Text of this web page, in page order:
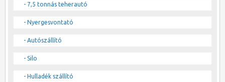
- 7,5 tonnás teherautó
- Nyergesvontató
- Autószállító
- Silo
- Hulladék szállító